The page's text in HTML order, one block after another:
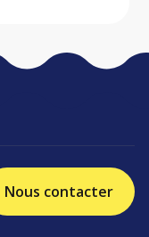
Nous contacter